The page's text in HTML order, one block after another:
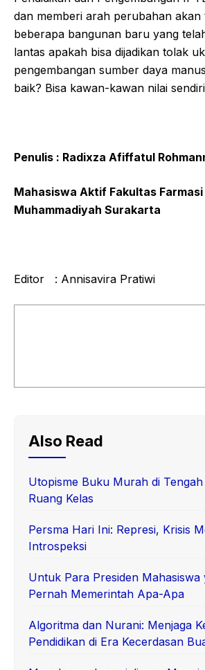
dan memberi arah perubahan akan
beberapa bangunan baru yang
lantas apakah bisa dijadikan tolak
pengembangan sumber daya
baik? Bisa kawan-kawan nilai
Penulis : Radixza Afiffatul
Mahasiswa Aktif Fakultas
Muhammadiyah Surakarta
Editor : Annisavira Pratiwi
Also Read
Utopisme Buku Murah di
Ruang Kelas
Persma Hari Ini: Represi, Krisis
Introspeksi
Untuk Para Presiden Mahasiswa
Pernah Memerintah Apa-Apa
Algoritma dan Nurani: Menjaga
Pendidikan di Era Kecerdasan